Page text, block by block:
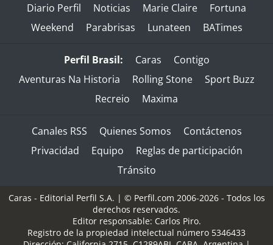
Diario Perfil Noticias Marie Claire
Fortuna
Weekend
Parabrisas Lunateen BATimes
Perfil Brasil: Caras
Contigo
Aventuras Na Historia
Rolling Stone
Sport Buzz
Recreio
Maxima
Canales RSS Quienes Somos
Contáctenos
Privacidad
Equipo
Reglas de participación
Tránsito
Caras - Editorial Perfil S.A. | © Perfil.com 2006-2026 - Todos los
derechos reservados.
Editor responsable: Carlos Piro.
Registro de la propiedad intelectual número 5346433